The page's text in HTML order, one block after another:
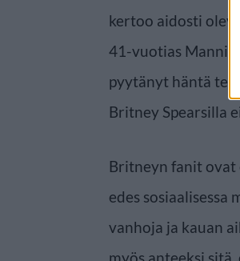
kertoo aidosti
41-vuotias
pyytänyt häntä
Britney Spearsilla
Britneyn fanit ovat
edes sosiaalisessa
vanhoja ja kauan